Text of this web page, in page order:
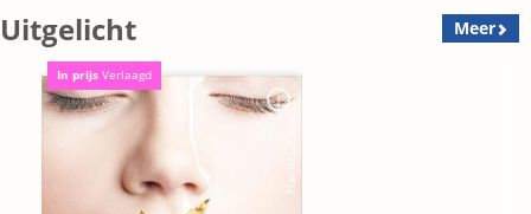
Uitgelicht Meer
In prijs Verlaagd